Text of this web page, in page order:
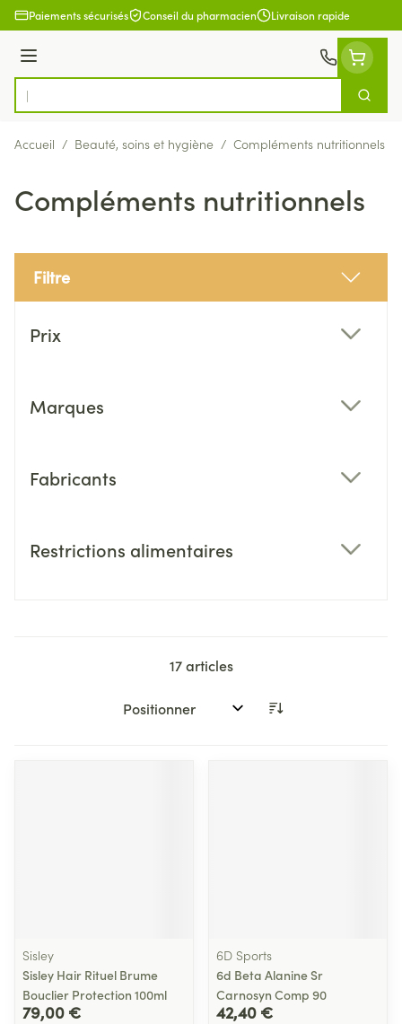
Aller au contenu
Paiements sécurisés Conseil du pharmacien Livraison rapide
Menu
Rechercher
Accueil / Beauté, soins et hygiène / Compléments nutritionnels
Compléments nutritionnels
Filtre
Prix
Marques
Fabricants
Restrictions alimentaires
17articles
Trier par:
Sisley
Sisley Hair Rituel Brume
Bouclier Protection 100ml
79,00 €
6D Sports
6d Beta Alanine Sr
Carnosyn Comp 90
42,40 €